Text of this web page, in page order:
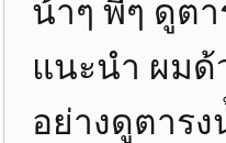
น้าๆ พี่ๆ ดูต
แนะนำ ผมด้
อย่างดูตาร